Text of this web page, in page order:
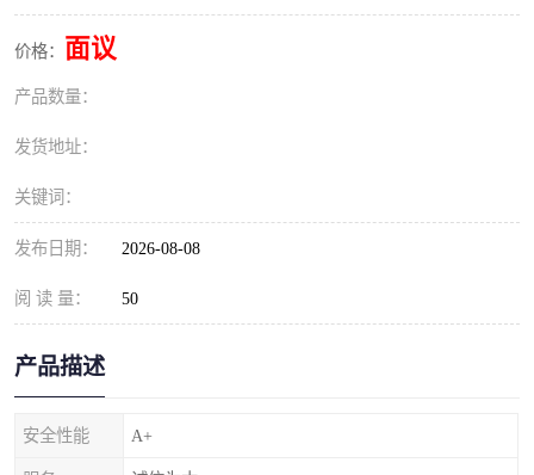
价格： 面议
产品数量：
发货地址：
关键词：
发布日期： 2026-08-08
阅 读 量： 50
产品描述
安全性能 A+